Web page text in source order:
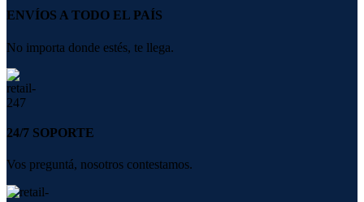
ENVÍOS A TODO EL PAÍS
No importa donde estés, te llega.
24/7 SOPORTE
Vos preguntá, nosotros contestamos.